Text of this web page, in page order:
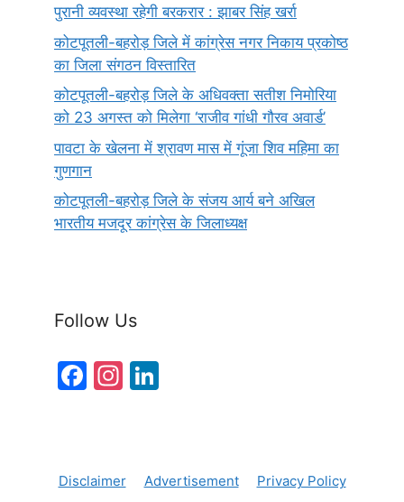
पुरानी व्यवस्था रहेगी बरकरार : झाबर सिंह खर्रा
कोटपूतली-बहरोड़ जिले में कांग्रेस नगर निकाय प्रकोष्ठ
का जिला संगठन विस्तारित
कोटपूतली-बहरोड़ जिले के अधिवक्ता सतीश निमोरिया
को 23 अगस्त को मिलेगा ‘राजीव गांधी गौरव अवार्ड’
पावटा के खेलना में श्रावण मास में गूंजा शिव महिमा का
गुणगान
कोटपूतली-बहरोड़ जिले के संजय आर्य बने अखिल
भारतीय मजदूर कांग्रेस के जिलाध्यक्ष
Follow Us
F
b
In
a
dI
Disclaimer Advertisement
Privacy Policy